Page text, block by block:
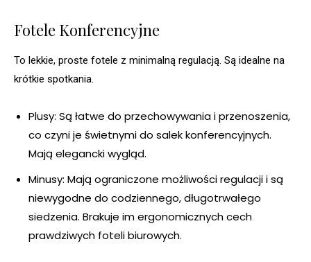
Fotele Konferencyjne
To lekkie, proste fotele z minimalną regulacją. Są idealne na
krótkie spotkania.
Plusy: Są łatwe do przechowywania i przenoszenia,
co czyni je świetnymi do salek konferencyjnych.
Mają elegancki wygląd.
Minusy: Mają ograniczone możliwości regulacji i są
niewygodne do codziennego, długotrwałego
siedzenia. Brakuje im ergonomicznych cech
prawdziwych foteli biurowych.